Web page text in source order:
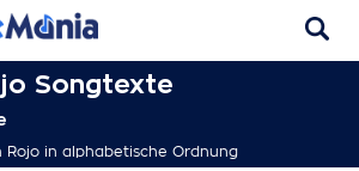
Songtexte
Rojo in alphabetische Ordnung